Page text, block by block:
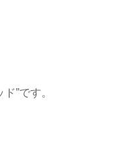
”です。